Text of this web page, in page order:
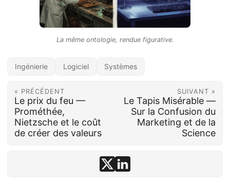
La même ontologie, rendue figurative.
Ingénierie Logiciel Systèmes
« PRÉCÉDENT
Le prix du feu —
Prométhée,
Nietzsche et le coût
de créer des valeurs
SUIVANT »
Le Tapis Misérable —
Sur la Confusion du
Marketing et de la
Science